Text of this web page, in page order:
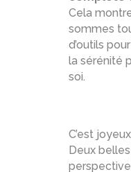
Cela
sommes
d’outils
la sérénité
soi.
C’est
Deux